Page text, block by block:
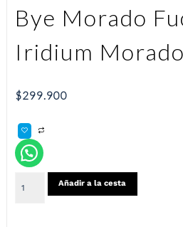
Bye Morado
Iridium Morado
$299.900
Añadir a la cesta